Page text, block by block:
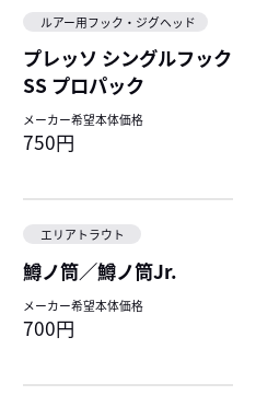
ルアー用フック・ジグヘッド
プレッソ シングルフック
SS プロパック
メーカー希望本体価格
750円
エリアトラウト
鱒ノ筒／鱒ノ筒Jr.
メーカー希望本体価格
700円